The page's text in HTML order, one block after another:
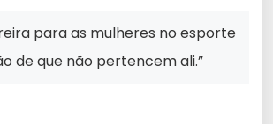
para as mulheres no esporte
de que não pertencem ali.”